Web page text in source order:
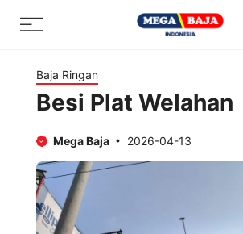
Menu
Baja Ringan
Besi Plat Welahan
Mega Baja 2026-04-13